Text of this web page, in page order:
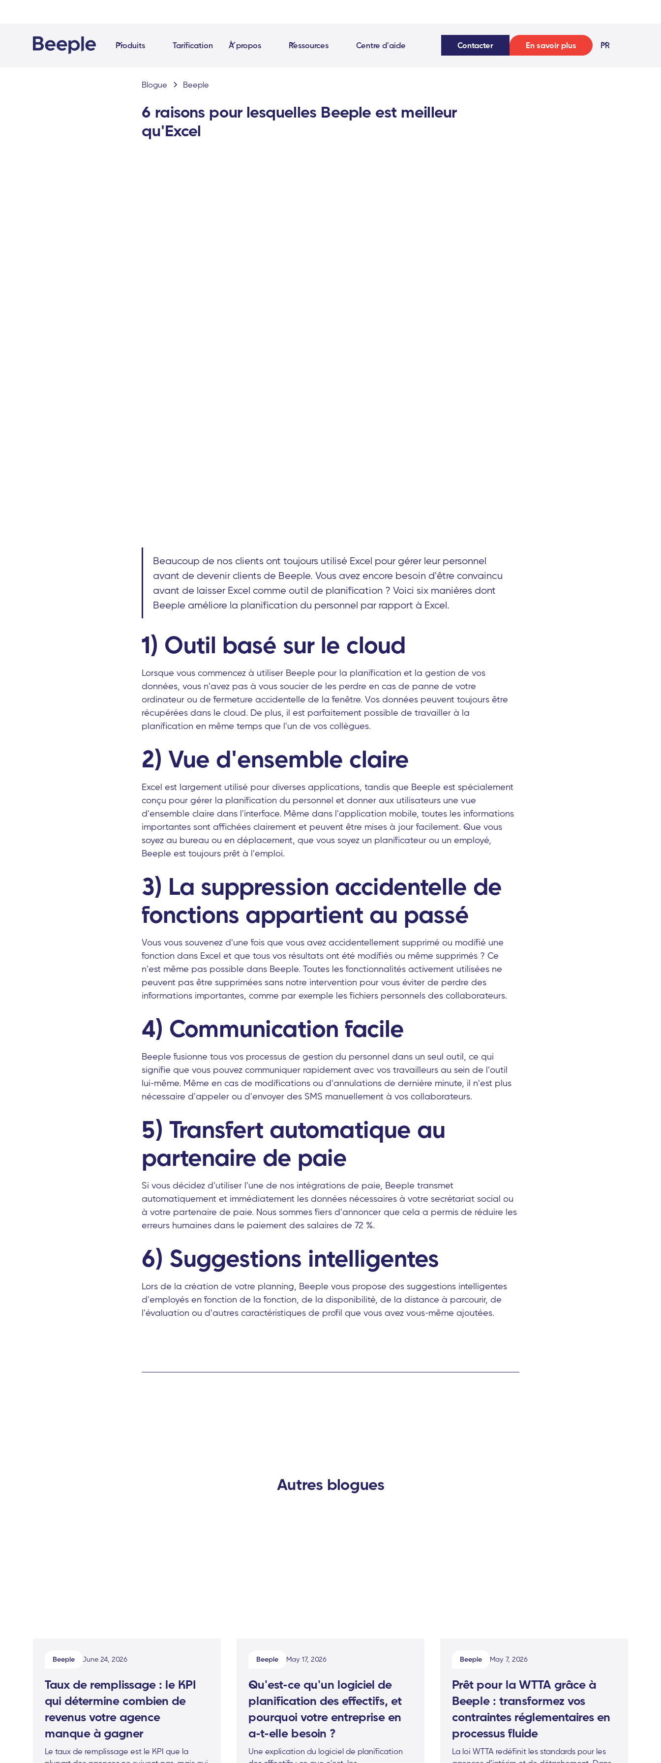
Produits Tarification À propos Ressources Centre d'aide Contacter En savoir plus FR
Blogue Beeple
6 raisons pour lesquelles Beeple est meilleur
qu'Excel
Beaucoup de nos clients ont toujours utilisé Excel pour gérer leur personnel
avant de devenir clients de Beeple. Vous avez encore besoin d'être convaincu
avant de laisser Excel comme outil de planification ? Voici six manières dont
Beeple améliore la planification du personnel par rapport à Excel.
1) Outil basé sur le cloud
Lorsque vous commencez à utiliser Beeple pour la planification et la gestion de vos
données, vous n'avez pas à vous soucier de les perdre en cas de panne de votre
ordinateur ou de fermeture accidentelle de la fenêtre. Vos données peuvent toujours être
récupérées dans le cloud. De plus, il est parfaitement possible de travailler à la
planification en même temps que l'un de vos collègues.
2) Vue d'ensemble claire
Excel est largement utilisé pour diverses applications, tandis que Beeple est spécialement
conçu pour gérer la planification du personnel et donner aux utilisateurs une vue
d'ensemble claire dans l'interface. Même dans l'application mobile, toutes les informations
importantes sont affichées clairement et peuvent être mises à jour facilement. Que vous
soyez au bureau ou en déplacement, que vous soyez un planificateur ou un employé,
Beeple est toujours prêt à l'emploi.
3) La suppression accidentelle de
fonctions appartient au passé
Vous vous souvenez d'une fois que vous avez accidentellement supprimé ou modifié une
fonction dans Excel et que tous vos résultats ont été modifiés ou même supprimés ? Ce
n'est même pas possible dans Beeple. Toutes les fonctionnalités activement utilisées ne
peuvent pas être supprimées sans notre intervention pour vous éviter de perdre des
informations importantes, comme par exemple les fichiers personnels des collaborateurs.
4) Communication facile
Beeple fusionne tous vos processus de gestion du personnel dans un seul outil, ce qui
signifie que vous pouvez communiquer rapidement avec vos travailleurs au sein de l'outil
lui-même. Même en cas de modifications ou d'annulations de dernière minute, il n'est plus
nécessaire d'appeler ou d'envoyer des SMS manuellement à vos collaborateurs.
5) Transfert automatique au
partenaire de paie
Si vous décidez d'utiliser l'une de nos intégrations de paie, Beeple transmet
automatiquement et immédiatement les données nécessaires à votre secrétariat social ou
à votre partenaire de paie. Nous sommes fiers d'annoncer que cela a permis de réduire les
erreurs humaines dans le paiement des salaires de 72 %.
6) Suggestions intelligentes
Lors de la création de votre planning, Beeple vous propose des suggestions intelligentes
d'employés en fonction de la fonction, de la disponibilité, de la distance à parcourir, de
l'évaluation ou d'autres caractéristiques de profil que vous avez vous-même ajoutées.
Autres blogues
Beeple June 24, 2026
Taux de remplissage : le KPI
qui détermine combien de
revenus votre agence
manque à gagner
Le taux de remplissage est le KPI que la
Beeple May 17, 2026
Qu'est-ce qu'un logiciel de
planification des effectifs, et
pourquoi votre entreprise en
a-t-elle besoin ?
Une explication du logiciel de planification
Beeple May 7, 2026
Prêt pour la WTTA grâce à
Beeple : transformez vos
contraintes réglementaires en
processus fluide
La loi WTTA redéfinit les standards pour les